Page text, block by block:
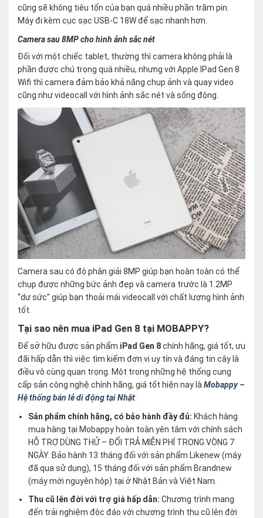
cũng sẽ không tiêu tốn của bạn quá nhiều phần trăm pin.
Máy đi kèm cục sạc USB-C 18W để sạc nhanh hơn.
Camera sau 8MP cho hình ảnh sắc nét
Đối với một chiếc tablet, thường thì camera không phải là
phần được chú trọng quá nhiều, nhưng với Apple IPad Gen 8
Wifi thì camera đảm bảo khả năng chụp ảnh và quay video
cũng như videocall với hình ảnh sắc nét và sống động.
Camera sau có độ phân giải 8MP giúp bạn hoàn toàn có thể
chụp được những bức ảnh đẹp và camera trước là 1.2MP
“dư sức” giúp bạn thoải mái videocall với chất lượng hình ảnh
tốt.
Tại sao nên mua iPad Gen 8 tại MOBAPPY?
Để sở hữu được sản phẩm iPad Gen 8chính hãng, giá tốt, ưu
đãi hấp dẫn thì việc tìm kiếm đơn vị uy tín và đáng tin cậy là
điều vô cùng quan trọng. Một trong những hệ thống cung
cấp sản công nghệ chính hãng, giá tốt hiện nay làMobappy –
Hệ thống bán lẻ di động tại Nhật:
Sản phẩm chính hãng, có bảo hành đầy đủ: Khách hàng
mua hàng tại Mobappy hoàn toàn yên tâm với chính sách
HỖ TRỢ DÙNG THỬ – ĐỔI TRẢ MIỄN PHÍ TRONG VÒNG 7
NGÀY. Bảo hành 13 tháng đối với sản phẩm Likenew (máy
đã qua sử dụng), 15 tháng đối với sản phẩm Brandnew
(máy mới nguyên hộp) tại ở Nhật Bản và Việt Nam.
Thu cũ lên đời với trợ giá hấp dẫn:Chương trình mang
đến trải nghiệm độc đáo với chương trình thu cũ lên đời